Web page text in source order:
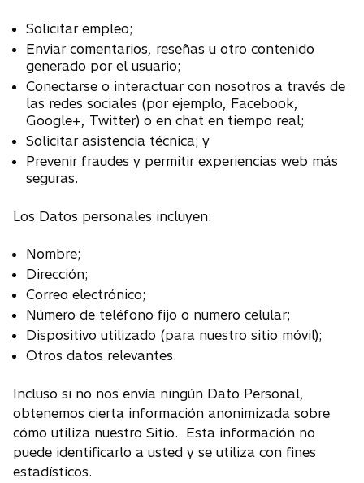
Solicitar empleo;
Enviar comentarios, reseñas u otro contenido
generado por el usuario;
Conectarse o interactuar con nosotros a través de
las redes sociales (por ejemplo, Facebook,
Google+, Twitter) o en chat en tiempo real;
Solicitar asistencia técnica; y
Prevenir fraudes y permitir experiencias web más
seguras.
Los Datos personales incluyen:
Nombre;
Dirección;
Correo electrónico;
Número de teléfono fijo o numero celular;
Dispositivo utilizado (para nuestro sitio móvil);
Otros datos relevantes.
Incluso si no nos envía ningún Dato Personal,
obtenemos cierta información anonimizada sobre
cómo utiliza nuestro Sitio. Esta información no
puede identificarlo a usted y se utiliza con fines
estadísticos.